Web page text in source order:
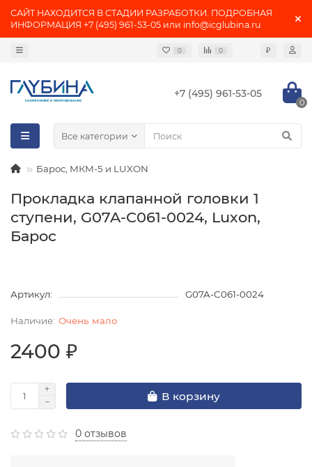
САЙТ НАХОДИТСЯ В СТАДИИ РАЗРАБОТКИ. ПОДРОБНАЯ
ИНФОРМАЦИЯ +7 (495) 961-53-05 или info@icglubina.ru
0 0 ₽
+7 (495) 961-53-05
0
Все категории
Барос, МКМ-5 и LUXON
Прокладка клапанной головки 1
ступени, G07A-C061-0024, Luxon,
Барос
Артикул: G07A-C061-0024
Очень мало
2400 ₽
В корзину
0 отзывов